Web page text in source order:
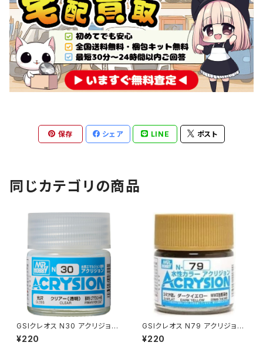
保存 シェア LINE ポスト
同じカテゴリの商品
GSIクレオス N30 アクリジョン
カラー クリアー（新品 在庫品）
¥220
GSIクレオス N79 アクリジョン
カラー ダークイエロー プラモデ
ル 塗料（新品 在庫品）
¥220